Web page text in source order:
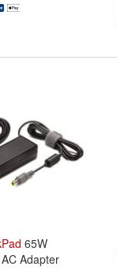
65W
Adapter